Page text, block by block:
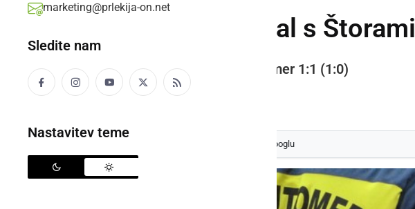
marketing@prlekija-on.net
Sledite nam
Nastavitev teme
Ljutomer remiziral s Štorami
Kovinar Štore - Avto Rajh Ljutomer 1:1 (1:0)
Prlekija-on.net,ponedeljek, 6. maj 2013 ob 09:00
kot svoj prednostni vir na Googlu